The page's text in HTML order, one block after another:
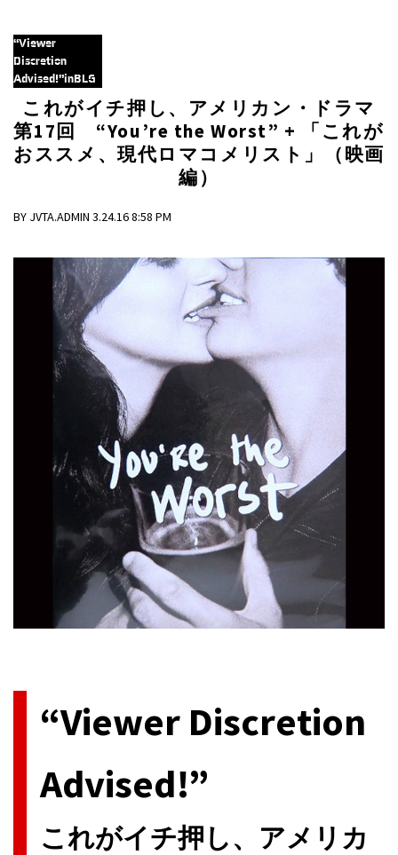
“Viewer
Discretion
Advised!”inBLG
これがイチ押し、アメリカン・ドラマ
第17回 “You’re the Worst” + 「これが
おススメ、現代ロマコメリスト」（映画
編）
BY JVTA.ADMIN 3.24.16 8:58 PM
“Viewer Discretion
Advised!”
これがイチ押し、アメリカ